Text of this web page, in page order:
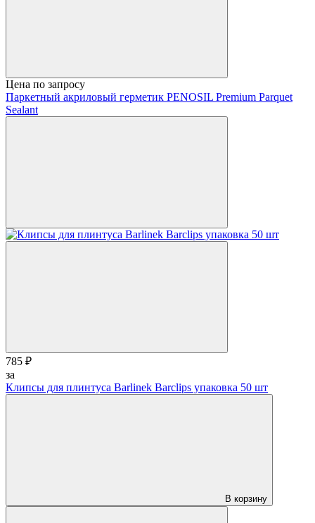
Цена по запросу
Паркетный акриловый герметик PENOSIL Premium Parquet
Sealant
785 ₽
за
Клипсы для плинтуса Barlinek Barclips упаковка 50 шт
В корзину